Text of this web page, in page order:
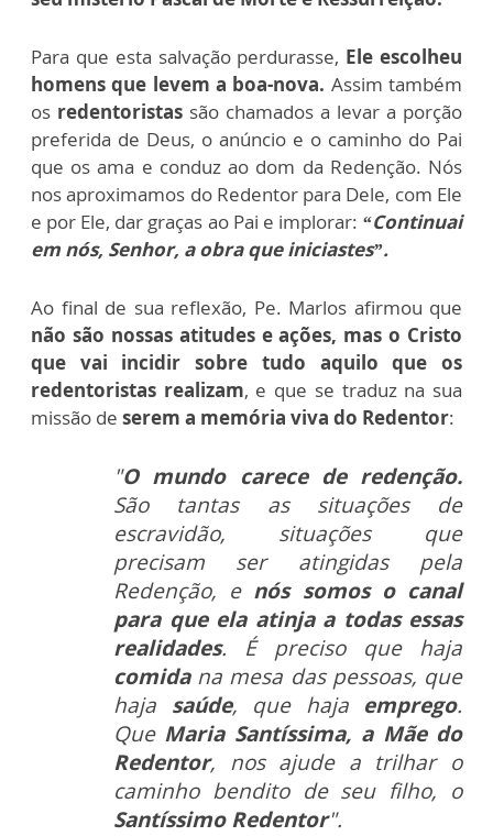
Para que esta salvação perdurasse, Ele escolheu
homens que levem a boa-nova. Assim também
os redentoristas são chamados a levar a porção
preferida de Deus, o anúncio e o caminho do Pai
que os ama e conduz ao dom da Redenção. Nós
nos aproximamos do Redentor para Dele, com Ele
e por Ele, dar graças ao Pai e implorar: “Continuai
em nós, Senhor, a obra que iniciastes”.
Ao final de sua reflexão, Pe. Marlos afirmou que
não são nossas atitudes e ações, mas o Cristo
que vai incidir sobre tudo aquilo que os
redentoristas realizam, e que se traduz na sua
missão de serem a memória viva do Redentor:
"O mundo carece de redenção.
São tantas as situações de
escravidão, situações que
precisam ser atingidas pela
Redenção, e nós somos o canal
para que ela atinja a todas essas
realidades. É preciso que haja
comidana mesa das pessoas, que
haja saúde, que hajaemprego.
Que Maria Santíssima, a Mãe do
Redentor, nos ajude a trilhar o
caminho bendito de seu filho, o
Santíssimo Redentor".